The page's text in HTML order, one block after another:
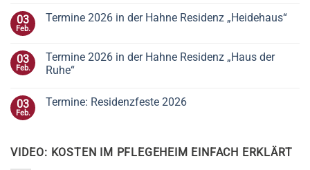
03
Feb.
Termine 2026 in der Hahne Residenz „Heidehaus“
03
Feb.
Termine 2026 in der Hahne Residenz „Haus der
Ruhe“
03
Feb.
Termine: Residenzfeste 2026
VIDEO: KOSTEN IM PFLEGEHEIM EINFACH ERKLÄRT